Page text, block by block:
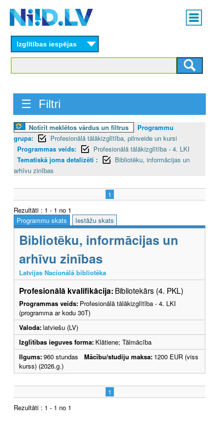
content
Main
menu
Izglītības iespējas
☰ Filtri
Notīrīt meklētos vārdus un filtrus
Programmu
grupa:
Profesionālā tālākizglītība, pilnveide un kursi
Programmas veids:
Profesionālā tālākizglītība - 4. LKI
Tematiskā joma detalizēti :
Bibliotēku, informācijas un
arhīvu zinības
1
Rezultāti : 1 - 1 no 1
Programmu skats
Iestāžu skats
Bibliotēku, informācijas un
arhīvu zinības
Latvijas Nacionālā bibliotēka
Profesionālā kvalifikācija: Bibliotekārs (4. PKL)
Programmas veids: Profesionālā tālākizglītība - 4. LKI
(programma ar kodu 30T)
Valoda:latviešu (LV)
Izglītības ieguves forma: Klātiene; Tālmācība
Ilgums:960 stundas Mācību/studiju maksa: 1200 EUR (viss
kurss) (2026.g.)
1
Rezultāti : 1 - 1 no 1